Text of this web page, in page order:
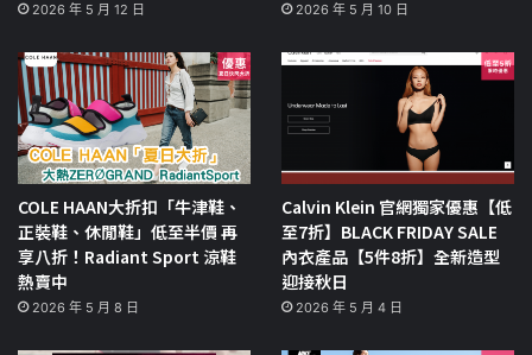
2026 年 5 月 12 日 2026 年 5 月 10 日
COLE HAAN大折扣「牛津鞋、
正裝鞋、休閒鞋」低至半價 再
享八折！Radiant Sport 涼鞋
熱賣中
2026 年 5 月 8 日
Calvin Klein 官網獨家優惠【低
至7折】BLACK FRIDAY SALE
內衣產品【5件8折】全新造型
迎接秋日
2026 年 5 月 4 日